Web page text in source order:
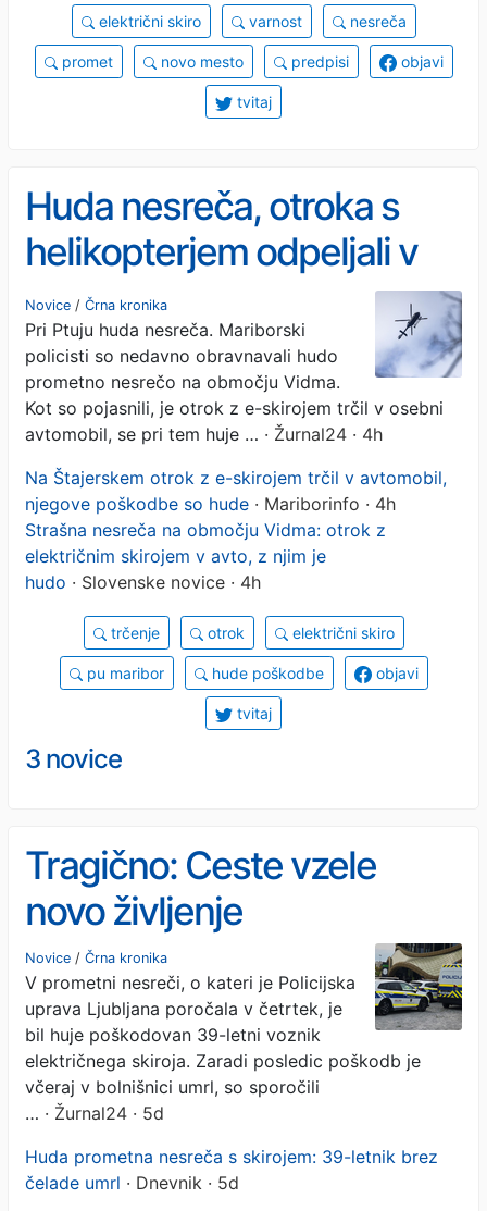
električni skiro varnost nesreča
promet novo mesto predpisi objavi
tvitaj
Huda nesreča, otroka s
helikopterjem odpeljali v
bolnišnico
Novice / Črna kronika
Pri Ptuju huda nesreča. Mariborski
policisti so nedavno obravnavali hudo
prometno nesrečo na območju Vidma.
Kot so pojasnili, je otrok z e-skirojem trčil v osebni
avtomobil, se pri tem huje … · Žurnal24 · 4h
Na Štajerskem otrok z e-skirojem trčil v avtomobil,
njegove poškodbe so hude · Mariborinfo · 4h
Strašna nesreča na območju Vidma: otrok z
električnim skirojem v avto, z njim je
hudo · Slovenske novice · 4h
trčenje otrok električni skiro
pu maribor hude poškodbe objavi
tvitaj
3 novice
Tragično: Ceste vzele
novo življenje
Novice / Črna kronika
V prometni nesreči, o kateri je Policijska
uprava Ljubljana poročala v četrtek, je
bil huje poškodovan 39-letni voznik
električnega skiroja. Zaradi posledic poškodb je
včeraj v bolnišnici umrl, so sporočili
… · Žurnal24 · 5d
Huda prometna nesreča s skirojem: 39-letnik brez
čelade umrl · Dnevnik · 5d